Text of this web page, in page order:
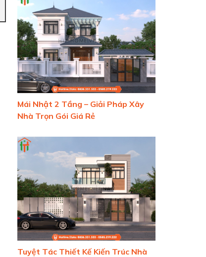
Mái Nhật 2 Tầng – Giải Pháp Xây
Nhà Trọn Gói Giá Rẻ
Tuyệt Tác Thiết Kế Kiến Trúc Nhà